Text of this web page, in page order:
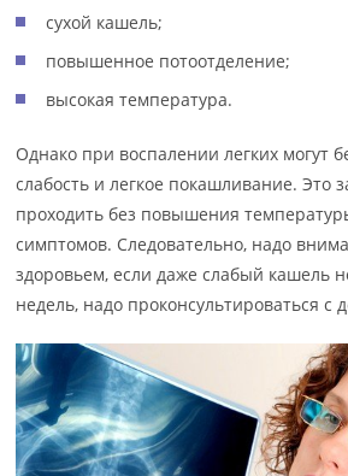
сухой кашель;
повышенное потоотделение;
высокая температура.
Однако при воспалении легких могут
слабость и легкое покашливание. Это
проходить без повышения
симптомов. Следовательно, надо
здоровьем, если даже слабый кашель
недель, надо проконсультироваться с